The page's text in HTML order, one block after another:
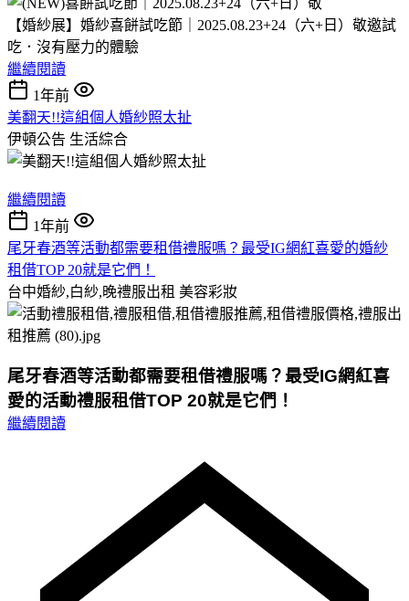
【婚紗展】婚紗喜餅試吃節｜2025.08.23+24（六+日）敬邀試
吃．沒有壓力的體驗
繼續閱讀
1年前
美翻天!!這組個人婚紗照太扯
伊頓公告 生活綜合
繼續閱讀
1年前
尾牙春酒等活動都需要租借禮服嗎？最受IG網紅喜愛的婚紗
租借TOP 20就是它們！
台中婚紗,白紗,晚禮服出租 美容彩妝
尾牙春酒等活動都需要租借禮服嗎？最受IG網紅喜
愛的活動禮服租借TOP 20就是它們！
繼續閱讀